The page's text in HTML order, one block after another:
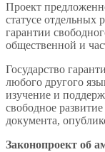
Проект
статусе отдельных
гарантии
общественной и
Государство
любого другого
изучение и
свободное
документа,
Законопроект об